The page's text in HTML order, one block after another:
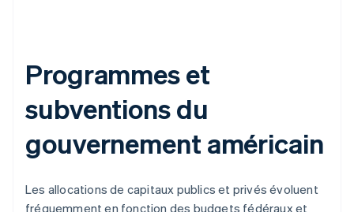
Programmes et
subventions du
gouvernement américain
Les allocations de capitaux publics et privés évoluent
fréquemment en fonction des budgets fédéraux et